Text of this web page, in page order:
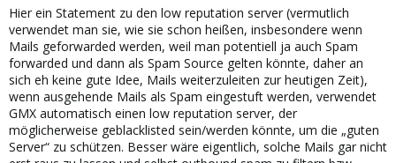
Hier ein Statement zu den low reputation server (vermutlich
verwendet man sie, wie sie schon heißen, insbesondere wenn
Mails geforwarded werden, weil man potentiell ja auch Spam
forwarded und dann als Spam Source gelten könnte, daher an
sich eh keine gute Idee, Mails weiterzuleiten zur heutigen Zeit),
wenn ausgehende Mails als Spam eingestuft werden, verwendet
GMX automatisch einen low reputation server, der
möglicherweise geblacklisted sein/werden könnte, um die „guten
Server“ zu schützen. Besser wäre eigentlich, solche Mails gar nicht